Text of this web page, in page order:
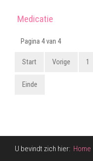
Medicatie
Pagina 4 van 4
Start Vorige 1
Einde
U bevindt zich hier: Home